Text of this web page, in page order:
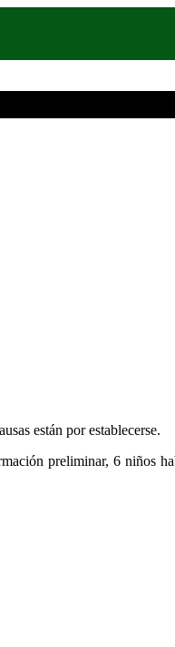
están por establecerse.
preliminar, 6 niños